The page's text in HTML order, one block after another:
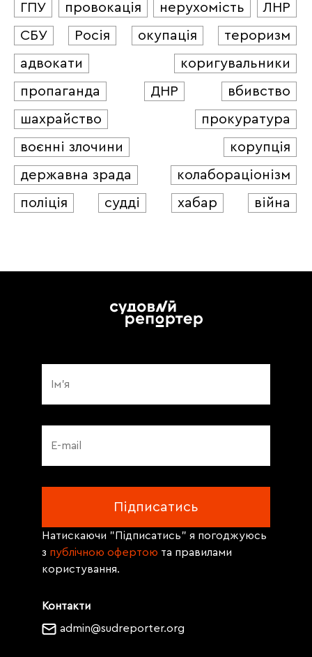
ГПУ
провокація нерухомість
ЛНР
СБУ
Росія окупація
тероризм
адвокати
коригувальники
пропаганда
ДНР
вбивство
шахрайство
прокуратура
воєнні злочини
корупція
державна зрада
колабораціонізм
поліція
судді хабар війна
Контакти
admin@sudreporter.org
Натискаючи "Підписатись" я погоджуюсь
з публічною офертою та правилами
користування.